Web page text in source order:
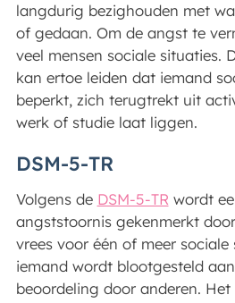
langdurig bezighouden met
of gedaan. Om de angst te
veel mensen sociale situaties.
kan ertoe leiden dat iemand
beperkt, zich terugtrekt uit
werk of studie laat liggen.
DSM-5-TR
Volgens de DSM-5-TR wordt
angststoornis gekenmerkt
vrees voor één of meer
iemand wordt blootgesteld
beoordeling door anderen.